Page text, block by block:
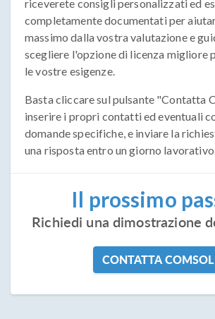
riceverete consigli personalizzati ed
completamente documentati per
massimo dalla vostra valutazione e
scegliere l'opzione di licenza migliore
le vostre esigenze.
Basta cliccare sul pulsante "Contatta
inserire i propri contatti ed eventuali
domande specifiche, e inviare la
una risposta entro un giorno
Il prossimo
Richiedi una dimostrazione
CONTATTA COMSOL